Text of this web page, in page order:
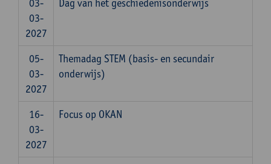
03-
2027
05-
03-
2027
Themadag STEM (basis- en secundair
onderwijs)
16-
03-
2027
Focus op OKAN